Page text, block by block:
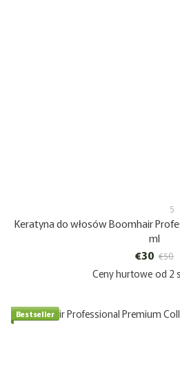
5
Keratyna do włosów Boomhair
ml
€30 €50
Ceny hurtoweod 2
Bestseller